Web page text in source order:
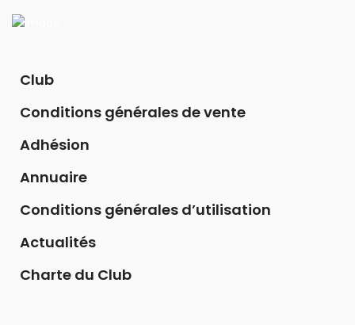
Club
Conditions générales de vente
Adhésion
Annuaire
Conditions générales d’utilisation
Actualités
Charte du Club